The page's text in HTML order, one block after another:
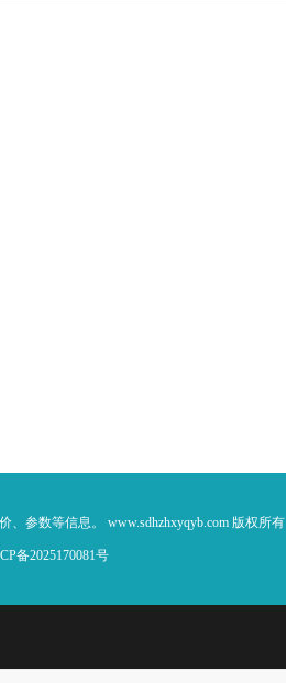
、参数等信息。 www.sdhzhxyqyb.com 版权所有
备2025170081号